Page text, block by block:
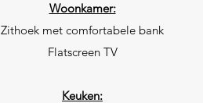
Woonkamer:
Zithoek met comfortabele bank
Flatscreen TV
Keuken: